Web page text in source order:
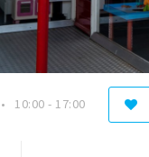
10:00 - 17:00